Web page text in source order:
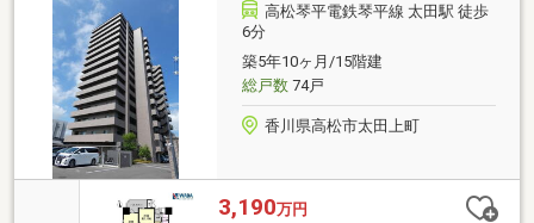
高松琴平電鉄琴平線 太田駅 徒歩
6分
築5年10ヶ月/15階建
総戸数74戸
香川県高松市太田上町
3,190万円